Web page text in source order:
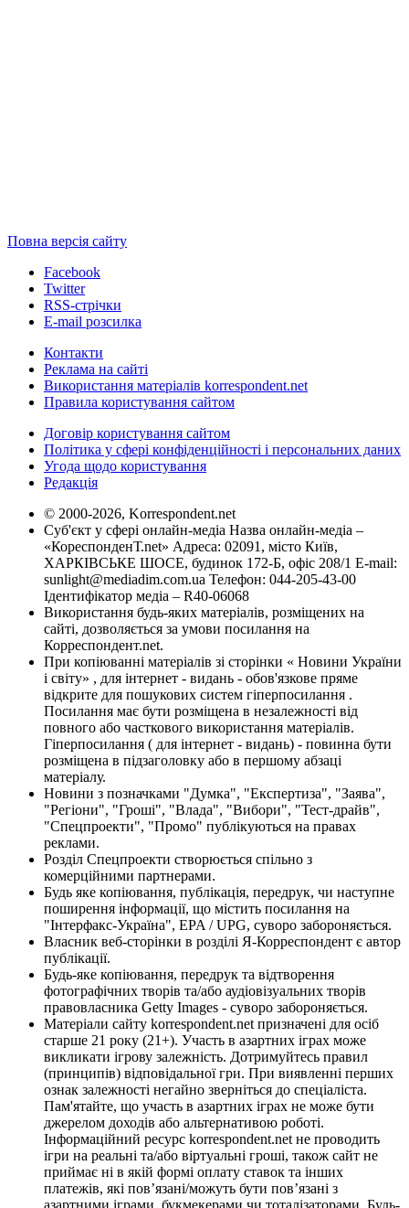
Повна версія сайту
Facebook
Twitter
RSS-стрічки
E-mail розсилка
Контакти
Реклама на сайті
Використання матеріалів korrespondent.net
Правила користування сайтом
Договір користування сайтом
Політика у сфері конфіденційності і персональних даних
Угода щодо користування
Редакція
© 2000-2026, Korrespondent.net
Суб'єкт у сфері онлайн-медіа Назва онлайн-медіа –
«КореспонденТ.net» Адреса: 02091, місто Київ,
ХАРКІВСЬКЕ ШОСЕ, будинок 172-Б, офіс 208/1 E-mail:
sunlight@mediadim.com.ua Телефон: 044-205-43-00
Ідентифікатор медіа – R40-06068
Використання будь-яких матеріалів, розміщених на
сайті, дозволяється за умови посилання на
Корреспондент.net.
При копіюванні матеріалів зі сторінки « Новини України
і світу» , для інтернет - видань - обов'язкове пряме
відкрите для пошукових систем гіперпосилання .
Посилання має бути розміщена в незалежності від
повного або часткового використання матеріалів.
Гіперпосилання ( для інтернет - видань) - повинна бути
розміщена в підзаголовку або в першому абзаці
матеріалу.
Новини з позначками "Думка", "Експертиза", "Заява",
"Регіони", "Гроші", "Влада", "Вибори", "Тест-драйв",
"Спецпроекти", "Промо" публікуються на правах
реклами.
Розділ Спецпроекти створюється спільно з
комерційними партнерами.
Будь яке копіювання, публікація, передрук, чи наступне
поширення інформації, що містить посилання на
"Інтерфакс-Україна", EPA / UPG, суворо забороняється.
Власник веб-сторінки в розділі Я-Корреспондент є автор
публікації.
Будь-яке копіювання, передрук та відтворення
фотографічних творів та/або аудіовізуальних творів
правовласника Getty Images - суворо забороняється.
Матеріали сайту korrespondent.net призначені для осіб
старше 21 року (21+). Участь в азартних іграх може
викликати ігрову залежність. Дотримуйтесь правил
(принципів) відповідальної гри. При виявленні перших
ознак залежності негайно зверніться до спеціаліста.
Пам'ятайте, що участь в азартних іграх не може бути
джерелом доходів або альтернативою роботі.
Інформаційний ресурс korrespondent.net не проводить
ігри на реальні та/або віртуальні гроші, також сайт не
приймає ні в якій формі оплату ставок та інших
платежів, які пов’язані/можуть бути пов’язані з
азартними іграми, букмекерами чи тоталізаторами. Будь-